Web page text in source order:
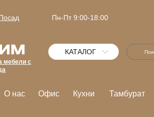
мебели с
Пн-Пт 9:00-18:00
О нас Кухни Тамбурат
Офис
КАТАЛОГ